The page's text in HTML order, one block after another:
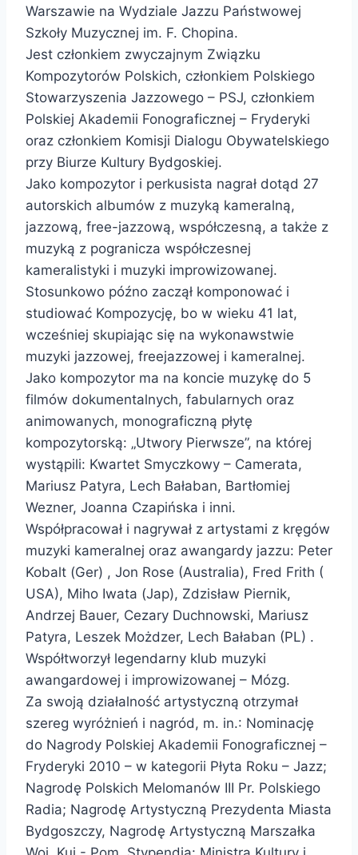
Warszawie na Wydziale Jazzu Państwowej
Szkoły Muzycznej im. F. Chopina.
Jest członkiem zwyczajnym Związku
Kompozytorów Polskich, członkiem Polskiego
Stowarzyszenia Jazzowego – PSJ, członkiem
Polskiej Akademii Fonograficznej – Fryderyki
oraz członkiem Komisji Dialogu Obywatelskiego
przy Biurze Kultury Bydgoskiej.
Jako kompozytor i perkusista nagrał dotąd 27
autorskich albumów z muzyką kameralną,
jazzową, free-jazzową, współczesną, a także z
muzyką z pogranicza współczesnej
kameralistyki i muzyki improwizowanej.
Stosunkowo późno zaczął komponować i
studiować Kompozycję, bo w wieku 41 lat,
wcześniej skupiając się na wykonawstwie
muzyki jazzowej, freejazzowej i kameralnej.
Jako kompozytor ma na koncie muzykę do 5
filmów dokumentalnych, fabularnych oraz
animowanych, monograficzną płytę
kompozytorską: „Utwory Pierwsze”, na której
wystąpili: Kwartet Smyczkowy – Camerata,
Mariusz Patyra, Lech Bałaban, Bartłomiej
Wezner, Joanna Czapińska i inni.
Współpracował i nagrywał z artystami z kręgów
muzyki kameralnej oraz awangardy jazzu: Peter
Kobalt (Ger) , Jon Rose (Australia), Fred Frith (
USA), Miho Iwata (Jap), Zdzisław Piernik,
Andrzej Bauer, Cezary Duchnowski, Mariusz
Patyra, Leszek Możdzer, Lech Bałaban (PL) .
Współtworzył legendarny klub muzyki
awangardowej i improwizowanej – Mózg.
Za swoją działalność artystyczną otrzymał
szereg wyróżnień i nagród, m. in.: Nominację
do Nagrody Polskiej Akademii Fonograficznej –
Fryderyki 2010 – w kategorii Płyta Roku – Jazz;
Nagrodę Polskich Melomanów III Pr. Polskiego
Radia; Nagrodę Artystyczną Prezydenta Miasta
Bydgoszczy, Nagrodę Artystyczną Marszałka